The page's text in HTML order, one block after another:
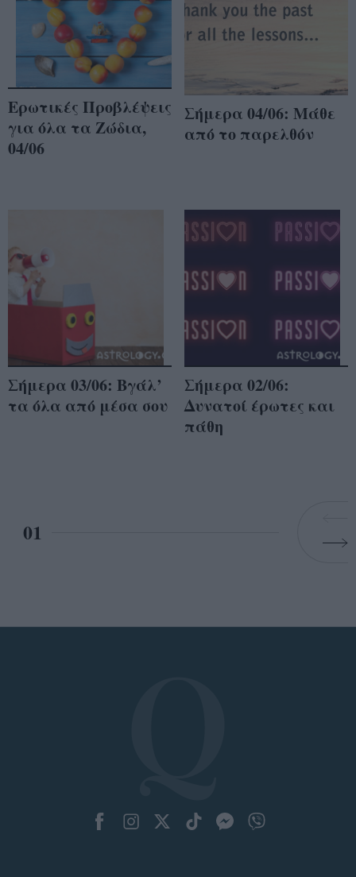
Ερωτικές Προβλέψεις
για όλα τα Ζώδια,
04/06
Σήμερα 04/06: Μάθε
από το παρελθόν
Σήμερα 03/06: Βγάλ’
τα όλα από μέσα σου
Σήμερα 02/06:
Δυνατοί έρωτες και
πάθη
01